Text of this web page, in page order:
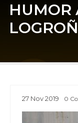
HUMOR
27 Nov2019 0